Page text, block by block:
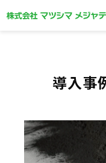
コア技術
導入事